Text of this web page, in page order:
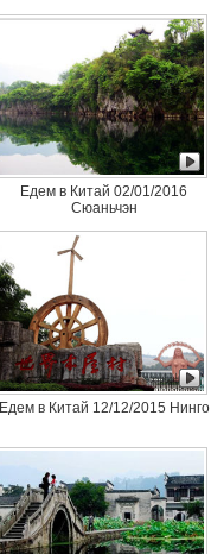
Едем в Китай 02/01/2016
Сюаньчэн
Едем в Китай 12/12/2015 Нинго